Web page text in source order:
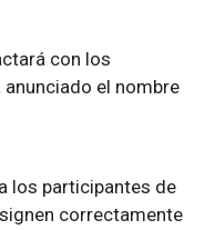
con los
anunciado el nombre
a los participantes de
correctamente